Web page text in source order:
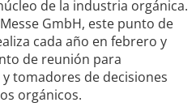
de la industria orgánica.
GmbH, este punto de
cada año en febrero y
de reunión para
tomadores de decisiones
orgánicos.